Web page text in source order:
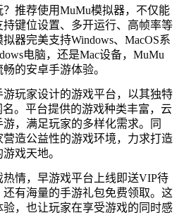
推荐使用MuMu模拟器，不仅能
键位设置、多开运行、高帧率等
器完美支持Windows、MacOS系
电脑，还是Mac设备，MuMu
的安卓手游体验。
玩家设计的游戏平台，以其独特
。平台提供的游戏种类丰富，云
，满足玩家的多样化需求。同
造公益性的游戏环境，力求打造
戏天地。
情，早游戏平台上线即送VIP待
有海量的手游礼包免费领取。这
，也让玩家在享受游戏的同时感